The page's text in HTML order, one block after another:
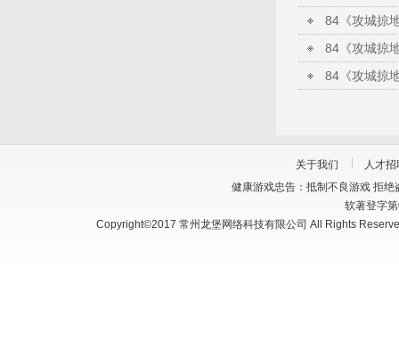
关于我们
人才招
健康游戏忠告：抵制不良游戏 拒
软著登字
Copyright©2017 常州龙堡网络科技有限公司 All Rights